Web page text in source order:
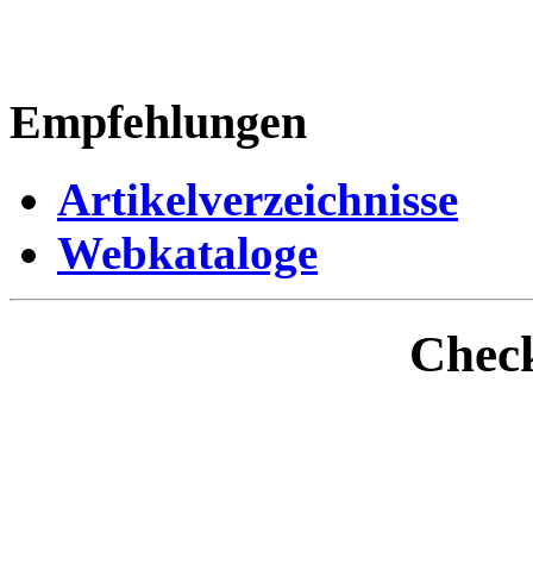
Empfehlungen
Artikelverzeichnisse
Webkataloge